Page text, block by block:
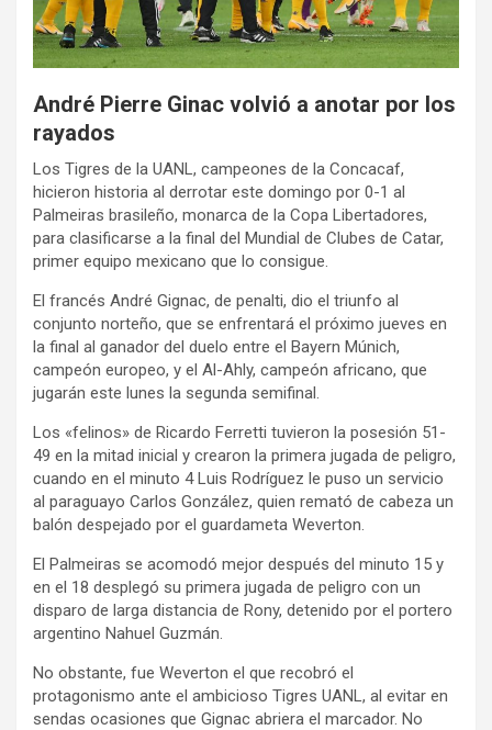
André Pierre Ginac volvió a anotar por los
rayados
Los Tigres de la UANL, campeones de la Concacaf,
hicieron historia al derrotar este domingo por 0-1 al
Palmeiras brasileño, monarca de la Copa Libertadores,
para clasificarse a la final del Mundial de Clubes de Catar,
primer equipo mexicano que lo consigue.
El francés André Gignac, de penalti, dio el triunfo al
conjunto norteño, que se enfrentará el próximo jueves en
la final al ganador del duelo entre el Bayern Múnich,
campeón europeo, y el Al-Ahly, campeón africano, que
jugarán este lunes la segunda semifinal.
Los «felinos» de Ricardo Ferretti tuvieron la posesión 51-
49 en la mitad inicial y crearon la primera jugada de peligro,
cuando en el minuto 4 Luis Rodríguez le puso un servicio
al paraguayo Carlos González, quien remató de cabeza un
balón despejado por el guardameta Weverton.
El Palmeiras se acomodó mejor después del minuto 15 y
en el 18 desplegó su primera jugada de peligro con un
disparo de larga distancia de Rony, detenido por el portero
argentino Nahuel Guzmán.
No obstante, fue Weverton el que recobró el
protagonismo ante el ambicioso Tigres UANL, al evitar en
sendas ocasiones que Gignac abriera el marcador. No